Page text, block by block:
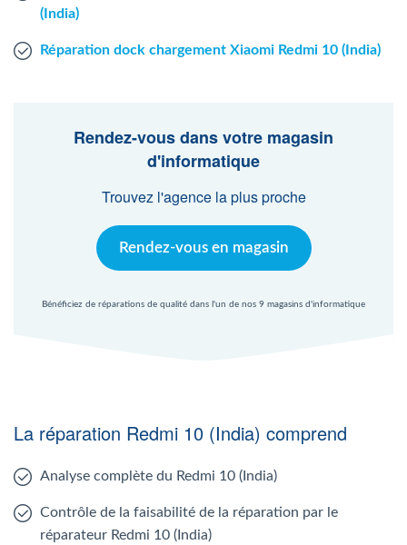
(India)
Réparation dock chargement Xiaomi Redmi 10 (India)
Rendez-vous dans votre magasin
d'informatique
Trouvez l'agence la plus proche
Rendez-vous en magasin
Bénéficiez de réparations de qualité dans l'un de nos 9 magasins d'informatique
La réparation Redmi 10 (India) comprend
Analyse complète du Redmi 10 (India)
Contrôle de la faisabilité de la réparation par le
réparateur Redmi 10 (India)